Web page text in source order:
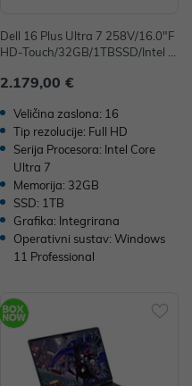
Dell 16 Plus Ultra 7 258V/16.0"F
HD-Touch/32GB/1TBSSD/Intel A
2.179,00 €
Veličina zaslona: 16
Tip rezolucije: Full HD
Serija Procesora: Intel Core
Ultra 7
Memorija: 32GB
SSD: 1TB
Grafika: Integrirana
Operativni sustav: Windows
11 Professional